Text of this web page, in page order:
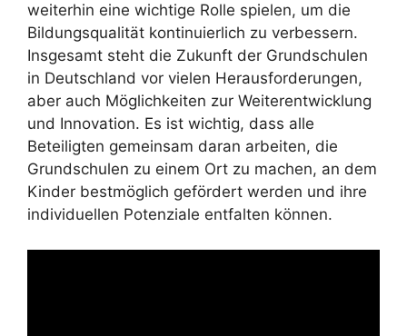
weiterhin eine wichtige Rolle spielen, um die
Bildungsqualität kontinuierlich zu verbessern.
Insgesamt steht die Zukunft der Grundschulen
in Deutschland vor vielen Herausforderungen,
aber auch Möglichkeiten zur Weiterentwicklung
und Innovation. Es ist wichtig, dass alle
Beteiligten gemeinsam daran arbeiten, die
Grundschulen zu einem Ort zu machen, an dem
Kinder bestmöglich gefördert werden und ihre
individuellen Potenziale entfalten können.